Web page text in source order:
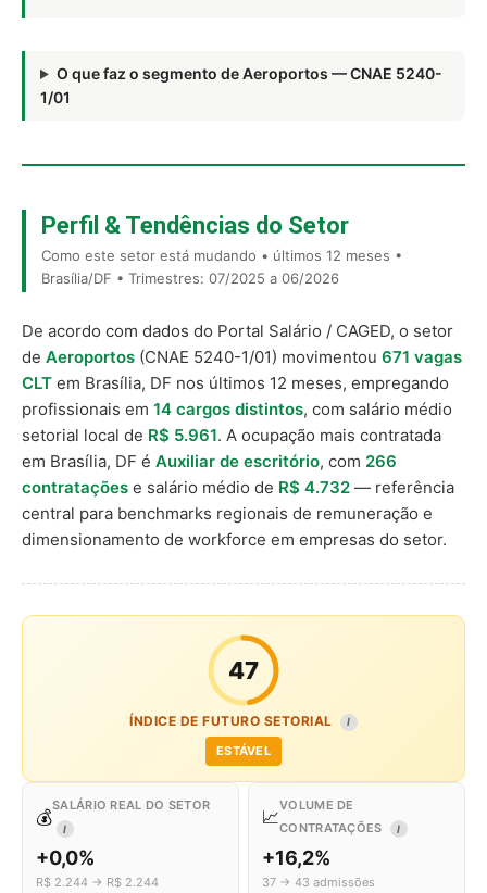
O que faz o segmento de Aeroportos — CNAE 5240-
1/01
Perfil & Tendências do Setor
Como este setor está mudando • últimos 12 meses •
Brasília/DF • Trimestres: 07/2025 a 06/2026
De acordo com dados do Portal Salário / CAGED, o setor
de Aeroportos (CNAE 5240-1/01) movimentou 671 vagas
CLT em Brasília, DF nos últimos 12 meses, empregando
profissionais em 14 cargos distintos, com salário médio
setorial local de R$ 5.961. A ocupação mais contratada
em Brasília, DF é Auxiliar de escritório, com 266
contratações e salário médio de R$ 4.732 — referência
central para benchmarks regionais de remuneração e
dimensionamento de workforce em empresas do setor.
47
ÍNDICE DE FUTURO SETORIAL I
ESTÁVEL
💰
SALÁRIO REAL DO SETOR
I
+0,0%
R$ 2.244 → R$ 2.244
📈
VOLUME DE
CONTRATAÇÕES
I
+16,2%
37 → 43 admissões